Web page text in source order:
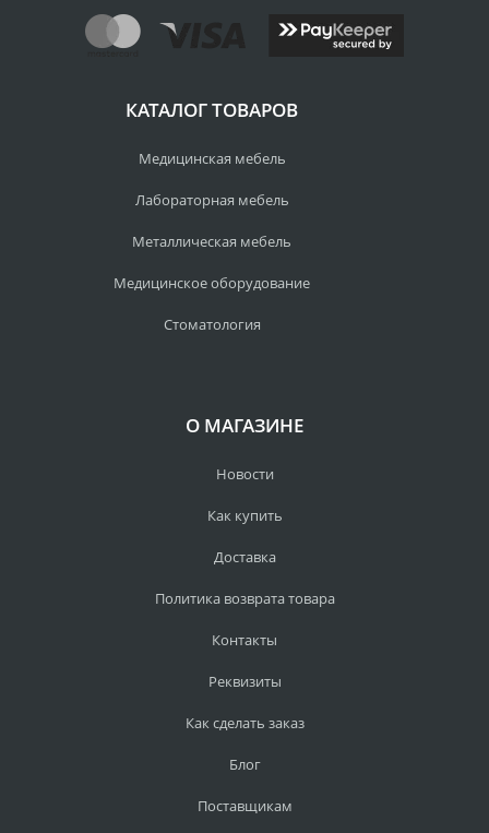
КАТАЛОГ ТОВАРОВ
Медицинская мебель
Лабораторная мебель
Металлическая мебель
Медицинское оборудование
Стоматология
О МАГАЗИНЕ
Новости
Как купить
Доставка
Политика возврата товара
Контакты
Реквизиты
Как сделать заказ
Блог
Поставщикам